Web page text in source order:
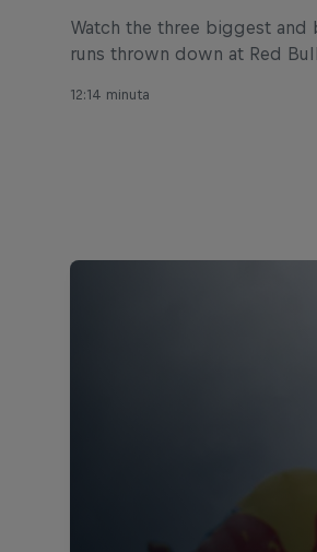
Watch the three biggest and
runs thrown down at Red
12:14 minuta